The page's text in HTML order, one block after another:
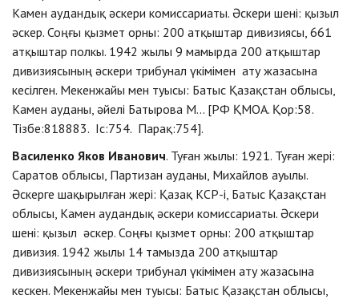
Камен аудандық әскери комиссариаты. Әскери шені: қызыл
әскер. Соңғы қызмет орны: 200 атқыштар дивизиясы, 661
атқыштар полкы. 1942 жылы 9 мамырда 200 атқыштар
дивизиясының әскери трибунал үкімімен ату жазасына
кесілген. Мекенжайы мен туысы: Батыс Қазақстан облысы,
Камен ауданы, әйелі Батырова М... [РФ ҚМОА. Қор:58.
Тізбе:818883. Іс:754. Парақ:754].
Василенко Яков Иванович. Туған жылы: 1921. Туған жері:
Саратов облысы, Партизан ауданы, Михайлов ауылы.
Әскерге шақырылған жері: Қазақ КСР-і, Батыс Қазақстан
облысы, Камен аудандық әскери комиссариаты. Әскери
шені: қызыл әскер. Соңғы қызмет орны: 200 атқыштар
дивизия. 1942 жылы 14 тамызда 200 атқыштар
дивизиясының әскери трибунал үкімімен ату жазасына
кескен. Мекенжайы мен туысы: Батыс Қазақстан облысы,